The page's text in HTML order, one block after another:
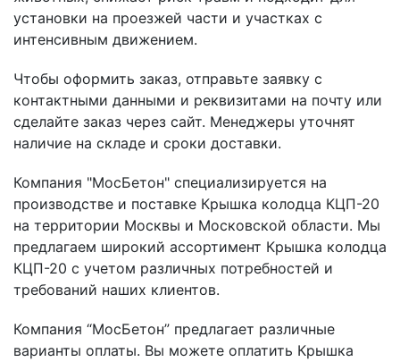
установки на проезжей части и участках с
интенсивным движением.
Чтобы оформить заказ, отправьте заявку с
контактными данными и реквизитами на почту или
сделайте заказ через сайт. Менеджеры уточнят
наличие на складе и сроки доставки.
Компания "МосБетон" специализируется на
производстве и поставке Крышка колодца КЦП-20
на территории Москвы и Московской области. Мы
предлагаем широкий ассортимент Крышка колодца
КЦП-20 с учетом различных потребностей и
требований наших клиентов.
Компания “МосБетон” предлагает различные
варианты оплаты. Вы можете оплатить Крышка